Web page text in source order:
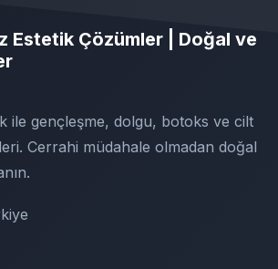
Estetik Çözümler | Doğal ve
ile gençleşme, dolgu, botoks ve cilt
Cerrahi müdahale olmadan doğal